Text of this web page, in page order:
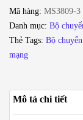
có
cổng
USB
120m
4K
120M
Mã hàng: MS3809-3
Danh mục: Bộ
Thẻ Tags: Bộ
mạng
Mô tả chi tiết